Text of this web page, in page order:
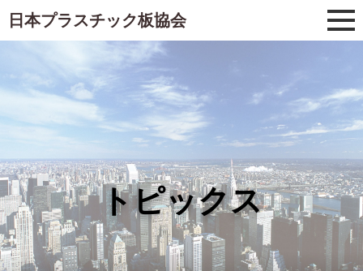
日本プラスチック板協会
トピックス